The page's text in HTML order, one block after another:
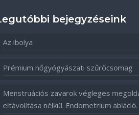
bejegyzéseink
Az ibolya
Prémium nőgyógyászati szűrőcsomag
Menstruációs zavarok végleges
eltávolítása nélkül. Endometrium abláció.